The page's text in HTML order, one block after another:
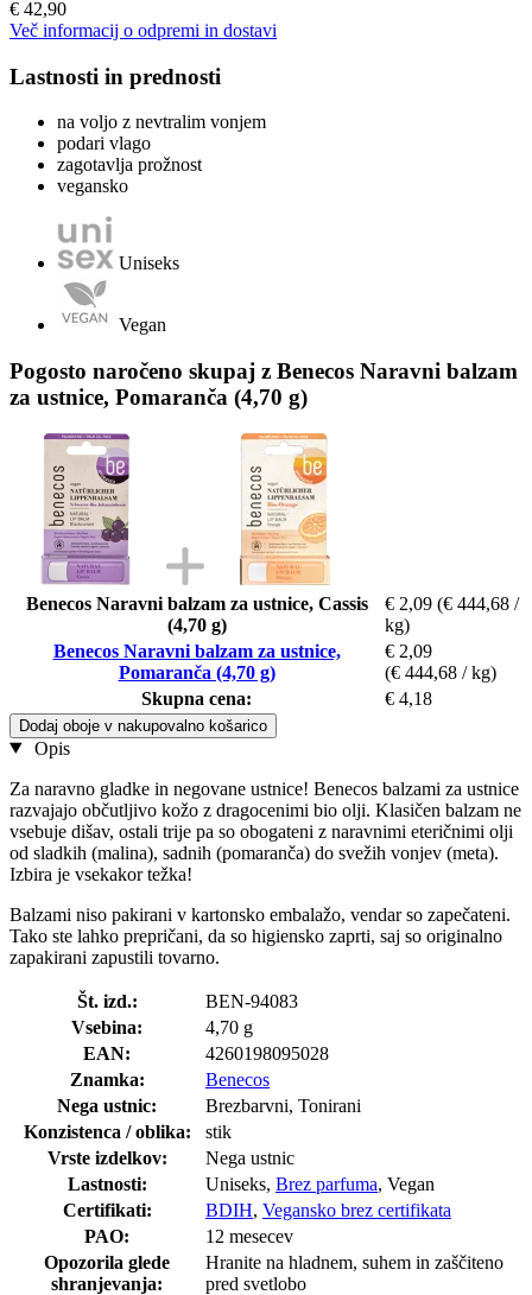
€ 42,90
Več informacij o odpremi in dostavi
Lastnosti in prednosti
na voljo z nevtralim vonjem
podari vlago
zagotavlja prožnost
vegansko
Uniseks
Vegan
Pogosto naročeno skupaj z Benecos Naravni balzam
za ustnice, Pomaranča (4,70 g)
Benecos Naravni balzam za ustnice, Cassis
(4,70 g)
€ 2,09 (€ 444,68 /
kg)
Benecos Naravni balzam za ustnice,
Pomaranča (4,70 g)
€ 2,09
(€ 444,68 / kg)
Skupna cena:
€ 4,18
Dodaj oboje v nakupovalno košarico
Opis
Za naravno gladke in negovane ustnice! Benecos balzami za ustnice
razvajajo občutljivo kožo z dragocenimi bio olji. Klasičen balzam ne
vsebuje dišav, ostali trije pa so obogateni z naravnimi eteričnimi olji
od sladkih (malina), sadnih (pomaranča) do svežih vonjev (meta).
Izbira je vsekakor težka!
Balzami niso pakirani v kartonsko embalažo, vendar so zapečateni.
Tako ste lahko prepričani, da so higiensko zaprti, saj so originalno
zapakirani zapustili tovarno.
Št. izd.:
BEN-94083
Vsebina:
4,70 g
EAN:
4260198095028
Znamka:
Benecos
Nega ustnic:
Brezbarvni, Tonirani
Konzistenca / oblika:
stik
Vrste izdelkov:
Nega ustnic
Lastnosti:
Uniseks, Brez parfuma, Vegan
Certifikati:
BDIH, Vegansko brez certifikata
PAO:
12 mesecev
Opozorila glede
shranjevanja:
Hranite na hladnem, suhem in zaščiteno
pred svetlobo